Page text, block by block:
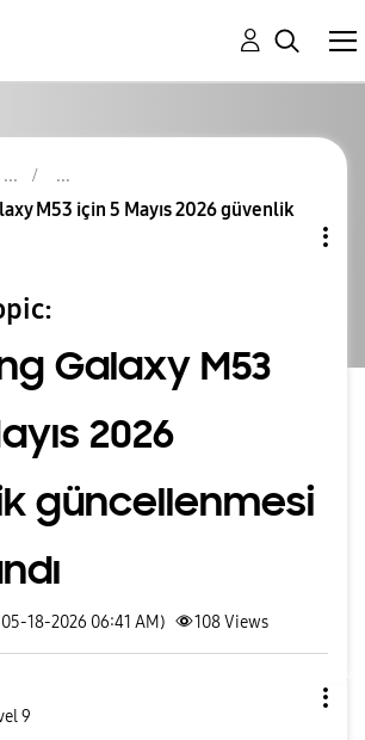
M53 için 5 Mayıs 2026 güvenlik
Galaxy M53
2026
güncellenmesi
18-2026 06:41 AM) 108Views
9